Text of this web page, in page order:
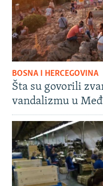
BOSNA I HERCEGOVINA
Šta su govorili
vandalizmu u